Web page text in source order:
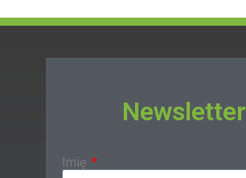
Newsletter
Imię